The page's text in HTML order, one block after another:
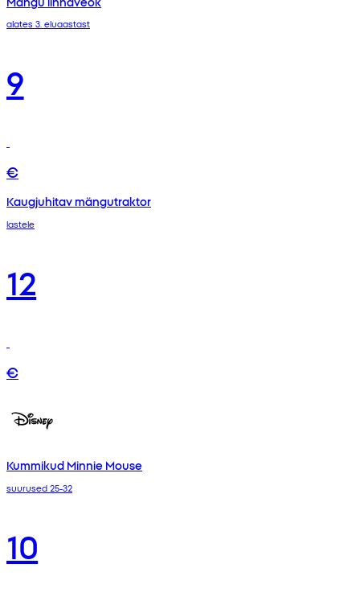
alates 3. eluaastast
9
€
Kaugjuhitav mängutraktor
lastele
12
€
Kummikud Minnie Mouse
suurused 25-32
10